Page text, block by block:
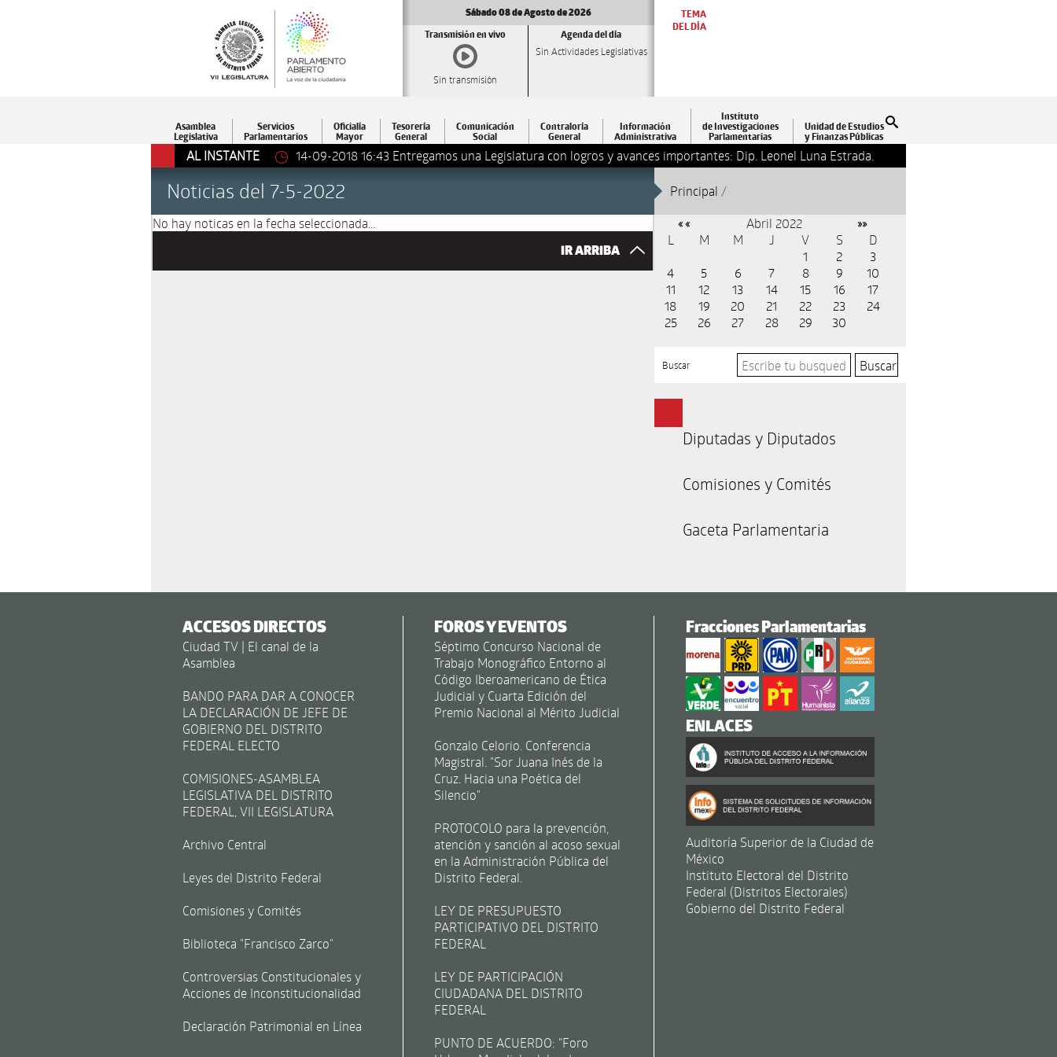
Sábado 08 de Agosto de 2026
Transmisión en vivo
Sin transmisión
Agenda del día
Sin Actividades Legislativas
TEMA
DEL DÍA
Asamblea
Legislativa
Servicios
Parlamentarios
Oficialía
Mayor
Tesorería
General
Comunicación
Social
Contraloría
General
Información
Administrativa
Instituto
de Investigaciones
Parlamentarias
Unidad de Estudios
y Finanzas Públicas
AL INSTANTE 14-09-2018 16:43 Entregamos una Legislatura con logros y avances importantes: Dip. Leonel Luna Estrada.
Noticias del 7-5-2022 Principal /
No hay noticas en la fecha seleccionada...
IR ARRIBA
« « Abril 2022 »»
L M M J V S
D
1
2
3
4
5 6 7 8 9
10
11
12 13 14 15 16
17
18
19 20 21 22 23
24
25
26 27 28 29 30
Buscar
Diputadas y Diputados
Comisiones y Comités
Gaceta Parlamentaria
ACCESOS DIRECTOS
Ciudad TV | El canal de la
Asamblea
BANDO PARA DAR A CONOCER
LA DECLARACIÓN DE JEFE DE
GOBIERNO DEL DISTRITO
FEDERAL ELECTO
COMISIONES-ASAMBLEA
LEGISLATIVA DEL DISTRITO
FEDERAL, VII LEGISLATURA
Archivo Central
Leyes del Distrito Federal
Comisiones y Comités
Biblioteca "Francisco Zarco"
Controversias Constitucionales y
Acciones de Inconstitucionalidad
Declaración Patrimonial en Línea
FOROS Y EVENTOS
Séptimo Concurso Nacional de
Trabajo Monográfico Entorno al
Código Iberoamericano de Ética
Judicial y Cuarta Edición del
Premio Nacional al Mérito Judicial
Gonzalo Celorio. Conferencia
Magistral. "Sor Juana Inés de la
Cruz. Hacia una Poética del
Silencio"
PROTOCOLO para la prevención,
atención y sanción al acoso sexual
en la Administración Pública del
Distrito Federal.
LEY DE PRESUPUESTO
PARTICIPATIVO DEL DISTRITO
FEDERAL
LEY DE PARTICIPACIÓN
CIUDADANA DEL DISTRITO
FEDERAL
PUNTO DE ACUERDO: "Foro
Fracciones Parlamentarias
ENLACES
Auditoría Superior de la Ciudad de
México
Instituto Electoral del Distrito
Federal (Distritos Electorales)
Gobierno del Distrito Federal